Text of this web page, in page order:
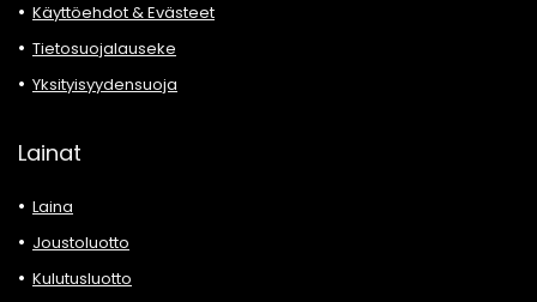
Käyttöehdot & Evästeet
Tietosuojalauseke
Yksityisyydensuoja
Lainat
Laina
Joustoluotto
Kulutusluotto